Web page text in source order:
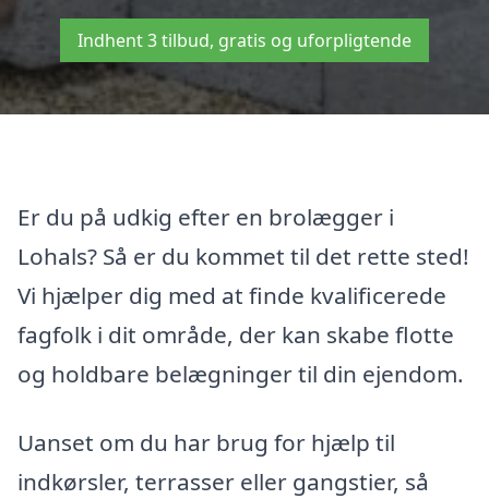
Indhent 3 tilbud, gratis og uforpligtende
Er du på udkig efter en brolægger i
Lohals? Så er du kommet til det rette sted!
Vi hjælper dig med at finde kvalificerede
fagfolk i dit område, der kan skabe flotte
og holdbare belægninger til din ejendom.
Uanset om du har brug for hjælp til
indkørsler, terrasser eller gangstier, så